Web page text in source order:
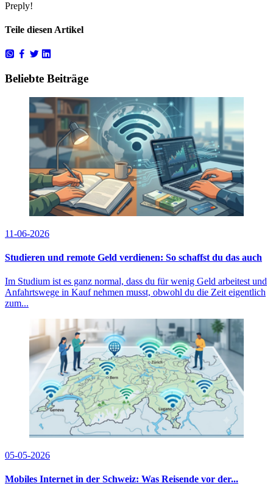
Preply!
Teile diesen Artikel
Beliebte Beiträge
11-06-2026
Studieren und remote Geld verdienen: So schaffst du das auch
Im Studium ist es ganz normal, dass du für wenig Geld arbeitest und
Anfahrtswege in Kauf nehmen musst, obwohl du die Zeit eigentlich
zum...
05-05-2026
Mobiles Internet in der Schweiz: Was Reisende vor der...